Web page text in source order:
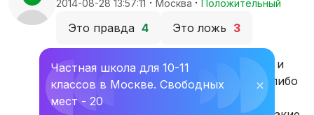
2014-08-28 13:57:11 · Москва · Положительный
Это правда 4 Это ложь 3
Те кто говорят, что школа 1211 плохая и
там плохо учат, сами либо ленились, либо
просто не учились там. Да, это не
Частная школа для 10-11
классов в Москве. Свободных
мест - 20
⛌